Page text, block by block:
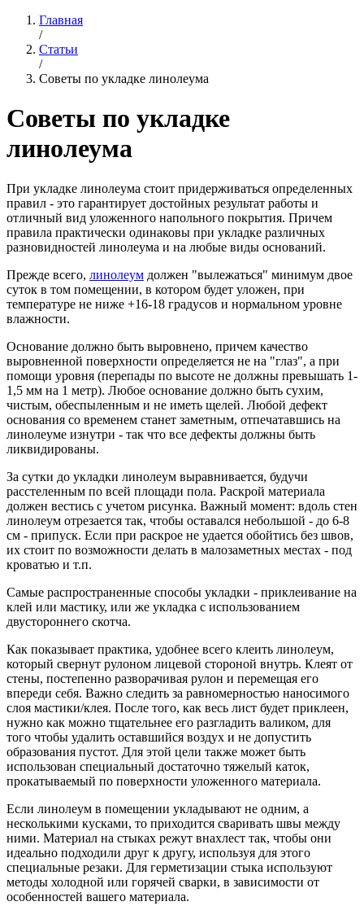
Главная
/
Статьи
/
Советы по укладке линолеума
Советы по укладке
линолеума
При укладке линолеума стоит придерживаться определенных
правил - это гарантирует достойных результат работы и
отличный вид уложенного напольного покрытия. Причем
правила практически одинаковы при укладке различных
разновидностей линолеума и на любые виды оснований.
Прежде всего, линолеум должен "вылежаться" минимум двое
суток в том помещении, в котором будет уложен, при
температуре не ниже +16-18 градусов и нормальном уровне
влажности.
Основание должно быть выровнено, причем качество
выровненной поверхности определяется не на "глаз", а при
помощи уровня (перепады по высоте не должны превышать 1-
1,5 мм на 1 метр). Любое основание должно быть сухим,
чистым, обеспыленным и не иметь щелей. Любой дефект
основания со временем станет заметным, отпечатавшись на
линолеуме изнутри - так что все дефекты должны быть
ликвидированы.
За сутки до укладки линолеум выравнивается, будучи
расстеленным по всей площади пола. Раскрой материала
должен вестись с учетом рисунка. Важный момент: вдоль стен
линолеум отрезается так, чтобы оставался небольшой - до 6-8
см - припуск. Если при раскрое не удается обойтись без швов,
их стоит по возможности делать в малозаметных местах - под
кроватью и т.п.
Самые распространенные способы укладки - приклеивание на
клей или мастику, или же укладка с использованием
двустороннего скотча.
Как показывает практика, удобнее всего клеить линолеум,
который свернут рулоном лицевой стороной внутрь. Клеят от
стены, постепенно разворачивая рулон и перемещая его
впереди себя. Важно следить за равномерностью наносимого
слоя мастики/клея. После того, как весь лист будет приклеен,
нужно как можно тщательнее его разгладить валиком, для
того чтобы удалить оставшийся воздух и не допустить
образования пустот. Для этой цели также может быть
использован специальный достаточно тяжелый каток,
прокатываемый по поверхности уложенного материала.
Если линолеум в помещении укладывают не одним, а
несколькими кусками, то приходится сваривать швы между
ними. Материал на стыках режут внахлест так, чтобы они
идеально подходили друг к другу, используя для этого
специальные резаки. Для герметизации стыка используют
методы холодной или горячей сварки, в зависимости от
особенностей вашего материала.